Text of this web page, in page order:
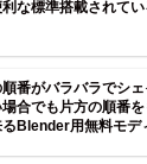
な標準搭載されて
番がバラバラでシ
合でも片方の順番
るBlender用無料モデ